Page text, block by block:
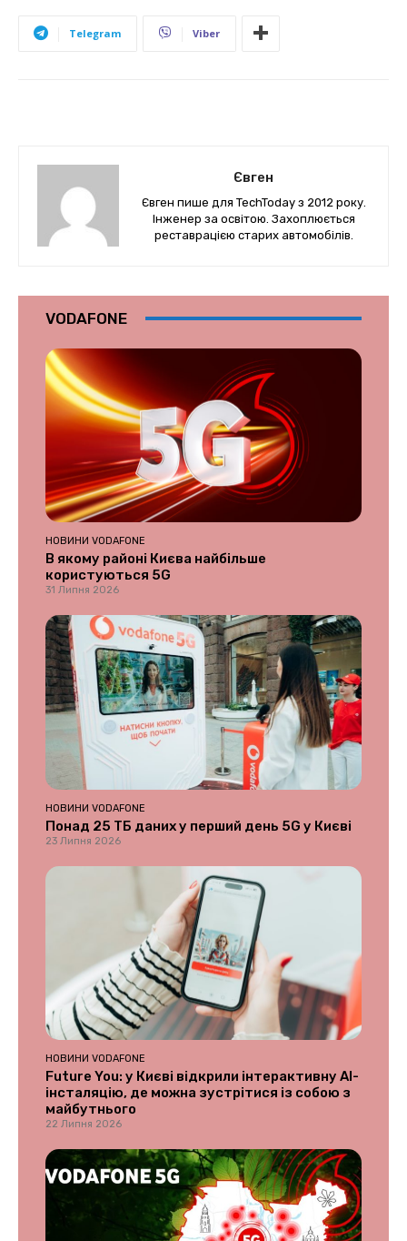
Telegram Viber
Євген
Євген пише для TechToday з 2012 року.
Інженер за освітою. Захоплюється
реставрацією старих автомобілів.
VODAFONE
НОВИНИ VODAFONE
В якому районі Києва найбільше
користуються 5G
31 Липня 2026
НОВИНИ VODAFONE
Понад 25 ТБ даних у перший день 5G у Києві
23 Липня 2026
НОВИНИ VODAFONE
Future You: у Києві відкрили інтерактивну AI-
інсталяцію, де можна зустрітися із собою з
майбутнього
22 Липня 2026